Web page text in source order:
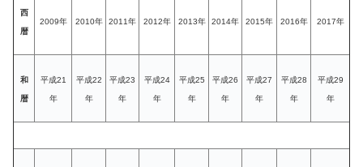
西
暦
2009年 2010年 2011年 2012年 2013年 2014年 2015年 2016年 2017年
和
暦
平成21
年
平成22
年
平成23
年
平成24
年
平成25
年
平成26
年
平成27
年
平成28
年
平成29
年